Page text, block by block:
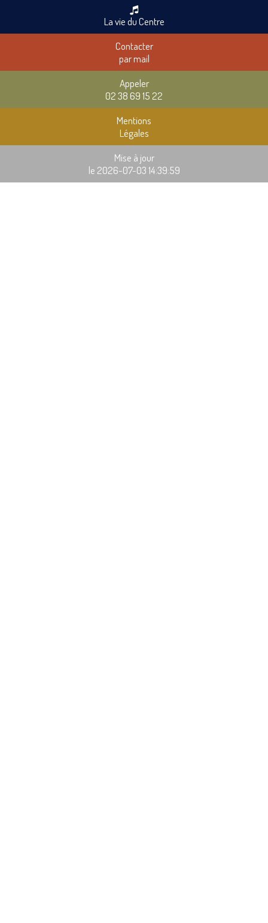
La vie du Centre
Contacter
par mail
Appeler
02 38 69 15 22
Mentions
Légales
Mise à jour
le 2026-07-03 14:39:59